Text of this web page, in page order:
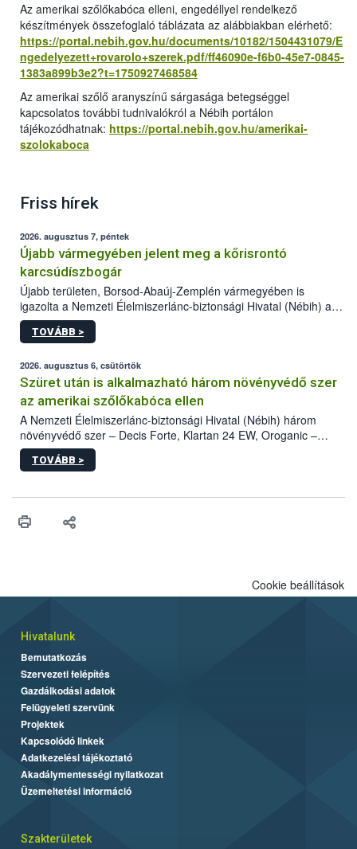
Az amerikai szőlőkabóca elleni, engedéllyel rendelkező
készítmények összefoglaló táblázata az alábbiakban elérhető:
https://portal.nebih.gov.hu/documents/10182/1504431079/E
ngedelyezett+rovarolo+szerek.pdf/ff46090e-f6b0-45e7-0845-
1383a899b3e2?t=1750927468584
Az amerikai szőlő aranyszínű sárgasága betegséggel
kapcsolatos további tudnivalókról a Nébih portálon
tájékozódhatnak: https://portal.nebih.gov.hu/amerikai-
szolokaboca
Friss hírek
2026. augusztus 7, péntek
Újabb vármegyében jelent meg a kőrisrontó
karcsúdíszbogár
Újabb területen, Borsod-Abaúj-Zemplén vármegyében is
igazolta a Nemzeti Élelmiszerlánc-biztonsági Hivatal (Nébih) a
kőrisrontó karcsúdíszbogár (Agrilus planipennis) jelenlétét. A
kártevőt nem csak színcsapdában találták meg, de már fertőzött
az intenzív felderítést, emellett az intézkedéseket a szlovák
hatósággal is összehangolják a terjedés megállítása érdekében.
TOVÁBB >
2026. augusztus 6, csütörtök
Szüret után is alkalmazható három növényvédő szer
az amerikai szőlőkabóca ellen
A Nemzeti Élelmiszerlánc-biztonsági Hivatal (Nébih) három
növényvédő szer – Decis Forte, Klartan 24 EW, Oroganic –
engedélyokiratát módosította, így azok a szüretet követően,
egészen a vesszőérettség (BBCH 91) stádiumáig
érésű szőlőkben is legyen lehetőség a károsító elleni további
felhasználók számára is elérhető és ökológiai termesztésben is
TOVÁBB >
Cookie beállítások
Hivatalunk
Bemutatkozás
Szervezeti felépítés
Gazdálkodási adatok
Felügyeleti szervünk
Projektek
Kapcsolódó linkek
Adatkezelési tájékoztató
Akadálymentességi nyilatkozat
Üzemeltetési információ
Szakterületek